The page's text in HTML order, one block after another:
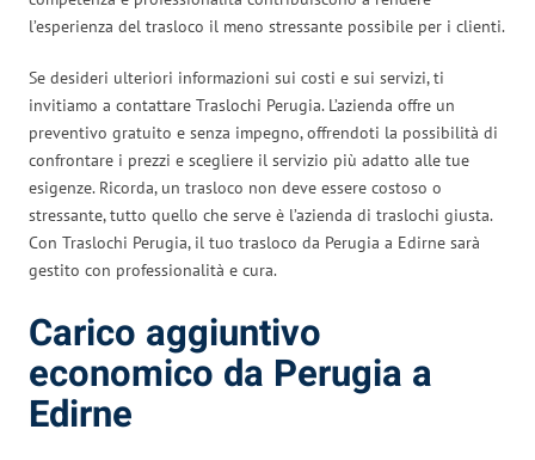
l’esperienza del trasloco il meno stressante possibile per i clienti.
Se desideri ulteriori informazioni sui costi e sui servizi, ti
invitiamo a contattare Traslochi Perugia. L’azienda offre un
preventivo gratuito e senza impegno, offrendoti la possibilità di
confrontare i prezzi e scegliere il servizio più adatto alle tue
esigenze. Ricorda, un trasloco non deve essere costoso o
stressante, tutto quello che serve è l’azienda di traslochi giusta.
Con Traslochi Perugia, il tuo trasloco da Perugia a Edirne sarà
gestito con professionalità e cura.
Carico aggiuntivo
economico da Perugia a
Edirne